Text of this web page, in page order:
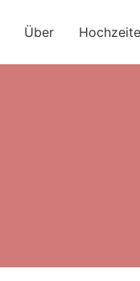
Über